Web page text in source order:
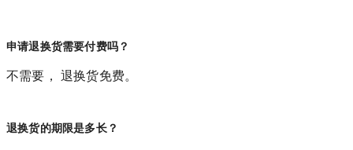
申请退换货需要付费吗？
不需要， 退换货免费。
退换货的期限是多长？